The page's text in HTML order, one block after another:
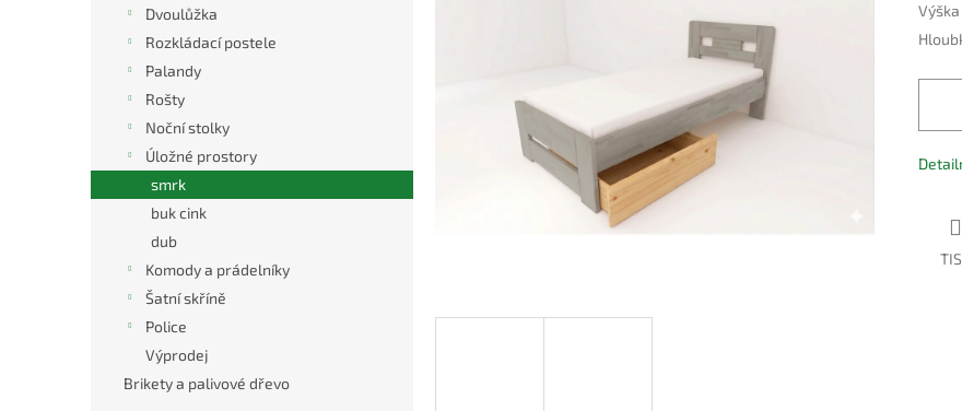
l
Dvoulůžka
Rozkládací postele
Palandy
Rošty
Noční stolky
Úložné prostory
smrk
buk cink
dub
Komody a prádelníky
Šatní skříně
Police
Výprodej
Brikety a palivové dřevo
cena: